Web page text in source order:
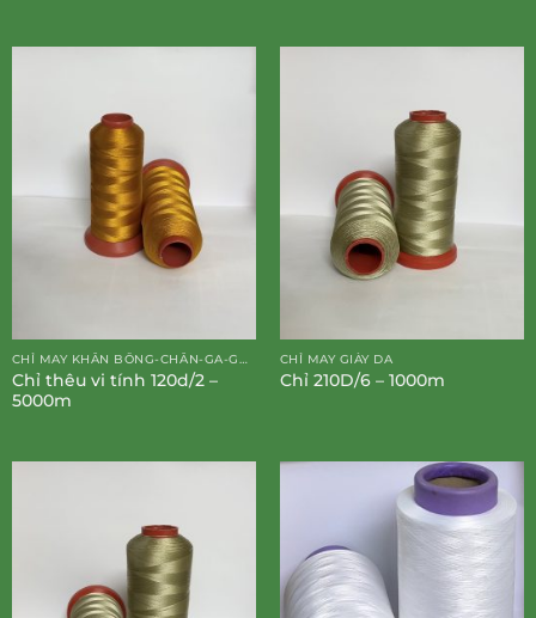
CHỈ MAY KHĂN BÔNG-CHĂN-GA-GỐI-ĐỆM
Chỉ thêu vi tính 120d/2 –
5000m
CHỈ MAY GIÀY DA
Chỉ 210D/6 – 1000m